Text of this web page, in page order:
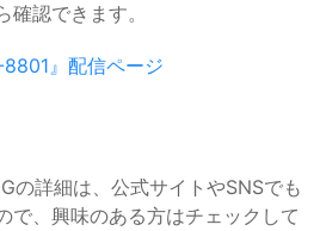
認できます。
8801』配信ページ
の詳細は、公式サイトやSNSでも
で、興味のある方はチェックして